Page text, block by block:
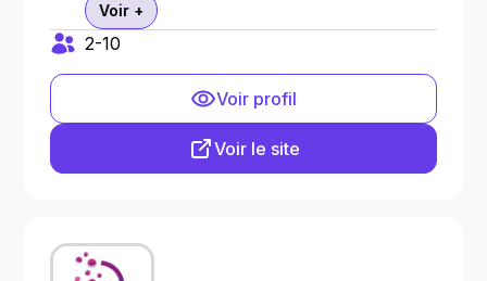
Voir +
2-10
Voir profil
Voir le site